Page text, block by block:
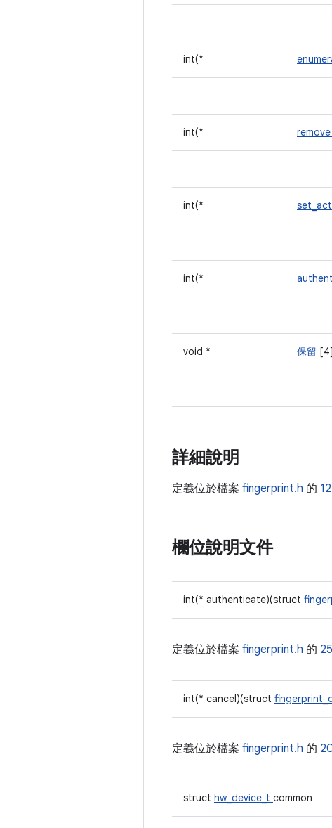
int(*
int(* remove
int(*
int(*
void * 保留 [4]
詳細說明
定義位於檔案 fingerprint.h 的
欄位說明文件
int(* authenticate)(struct
定義位於檔案 fingerprint.h 的
int(* cancel)(struct
定義位於檔案 fingerprint.h 的
struct hw_device_t common